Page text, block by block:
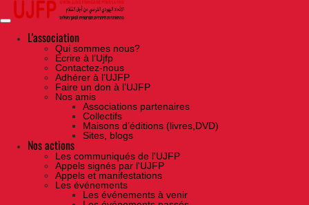
Skip
the
contentL'association
Qui sommes nous?
Ecrire à l’Ujfp
Contactez-nous
Adhérer à l’UJFP
Faire un don à l’UJFP
Nos amis
Associations partenaires
Collectifs
Maisons d’éditions (livres,DVD)
Sites, blogs
Nos actions
Les communiqués de l'UJFP
Appels signés par l'UJFP
Appels et manifestations
Les événements
Les événements à venir